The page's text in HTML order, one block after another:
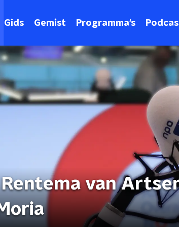
Gids Gemist Programma's
van